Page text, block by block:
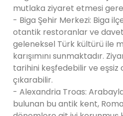
mutlaka ziyaret etmesi
- Biga Şehir Merkezi: Biga
otantik restoranlar ve
geleneksel Türk kültürü ile
karışımını sunmaktadır.
tarihini keşfedebilir ve eşsiz
çıkarabilir.
- Alexandria Troas:
bulunan bu antik kent,